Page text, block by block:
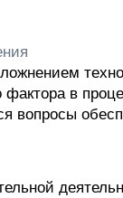
фактора в
вопросы